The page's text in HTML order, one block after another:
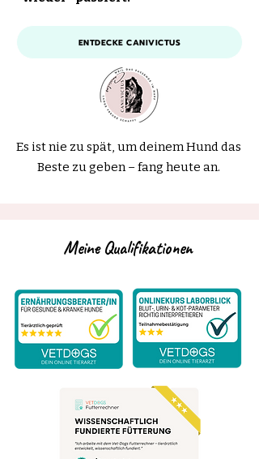
ENTDECKE CANIVICTUS
Es ist nie zu spät, um deinem Hund das
Beste zu geben – fang heute an.
Meine Qualifikationen